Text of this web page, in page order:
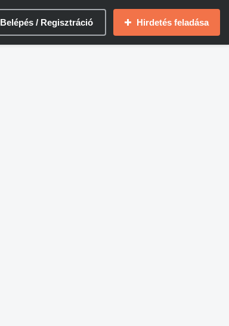
Belépés / Regisztráció Hirdetés feladása